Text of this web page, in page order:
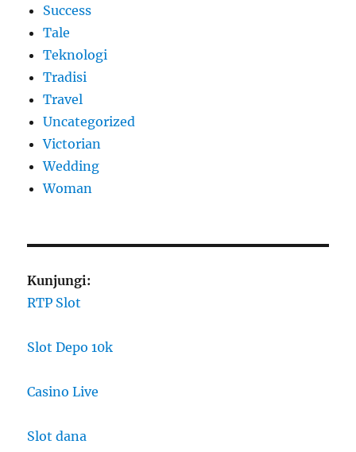
Success
Tale
Teknologi
Tradisi
Travel
Uncategorized
Victorian
Wedding
Woman
Kunjungi:
RTP Slot
Slot Depo 10k
Casino Live
Slot dana